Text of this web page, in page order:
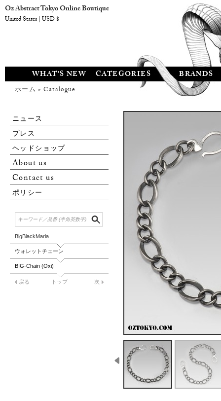
WHAT'S NEW CATEGORIES BRANDS
ホーム» Catalogue
ニュース
プレス
ヘッドショップ
About us
Contact us
ポリシー
BigBlackMaria
ウォレットチェーン
BIG-Chain (Oxi)
戻る トップ 次
Oz Abstract Tokyo Online Boutique
United States | USD $